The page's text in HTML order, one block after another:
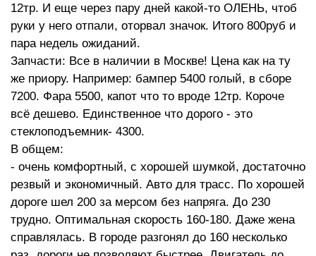
12тр. И еще через пару дней какой-то ОЛЕНЬ, чтоб
руки у него отпали, оторвал значок. Итого 800руб и
пара недель ожиданий.
Запчасти: Все в наличии в Москве! Цена как на ту
же приору. Например: бампер 5400 голый, в сборе
7200. Фара 5500, капот что то вроде 12тр. Короче
всё дешево. Единственное что дорого - это
стеклоподъемник- 4300.
В общем:
- очень комфортный, с хорошей шумкой, достаточно
резвый и экономичный. Авто для трасс. По хорошей
дороге шел 200 за мерсом без напряга. До 230
трудно. Оптимальная скорость 160-180. Даже жена
справлялась. В городе разгонял до 160 несколько